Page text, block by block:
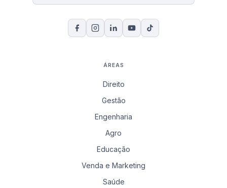
ÁREAS
Direito
Gestão
Engenharia
Agro
Educação
Venda e Marketing
Saúde